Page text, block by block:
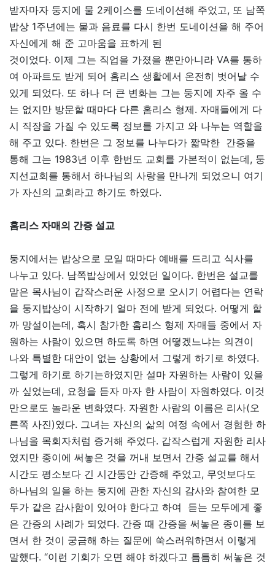
받자마자 둥지에 물 2케이스를 도네이션해 주었고, 또 남쪽
밥상 1주년에는 물과 음료를 다시 한번 도네이션을 해 주어
자신에게 해 준 고마움을 표하게 된
것이었다. 이제 그는 직업을 가졌을 뿐만아니라 VA를 통하
여 아파트도 받게 되어 홈리스 생활에서 온전히 벗어날 수
있게 되었다. 또 하나 더 큰 변화는 그는 둥지에 자주 올 수
는 없지만 방문할 때마다 다른 홈리스 형제. 자매들에게 다
시 직장을 가질 수 있도록 정보를 가지고 와 나누는 역할을
해 주고 있다. 한번은 그 정보를 나누다가 짧막한 간증을
통해 그는 1983년 이후 한번도 교회를 가본적이 없는데, 둥
지선교회를 통해서 하나님의 사랑을 만나게 되었으니 여기
가 자신의 교회라고 하기도 하였다.
홈리스 자매의 간증 설교
둥지에서는 밥상으로 모일 때마다 예배를 드리고 식사를
나누고 있다. 남쪽밥상에서 있었던 일이다. 한번은 설교를
맡은 목사님이 갑작스러운 사정으로 오시기 어렵다는 연락
을 둥지밥상이 시작하기 얼마 전에 받게 되었다. 어떻게 할
까 망설이는데, 혹시 참가한 홈리스 형제 자매들 중에서 자
원하는 사람이 있으면 하도록 하면 어떻겠느냐는 의견이
나와 특별한 대안이 없는 상황에서 그렇게 하기로 하였다.
그렇게 하기로 하기는하였지만 설마 자원하는 사람이 있을
까 싶었는데, 요청을 듣자 마자 한 사람이 자원하였다. 이것
만으로도 놀라운 변화였다. 자원한 사람의 이름은 리사(오
른쪽 사진)였다. 그녀는 자신의 삶의 여정 속에서 경험한 하
나님을 목회자처럼 증거해 주었다. 갑작스럽게 자원한 리사
였지만 종이에 써놓은 것을 꺼내 보면서 간증 설교를 해서
시간도 평소보다 긴 시간동안 간증해 주었고, 무엇보다도
하나님의 일을 하는 둥지에 관한 자신의 감사와 참여한 모
두가 같은 감사함이 있어야 한다고 하여 듣는 모두에게 좋
은 간증의 사례가 되었다. 간증 때 간증을 써놓은 종이를 보
면서 한 것이 궁금해 하는 질문에 쑥스러워하면서 이렇게
말했다. “이런 기회가 오면 해야 하겠다고 틈틈히 써놓은 것